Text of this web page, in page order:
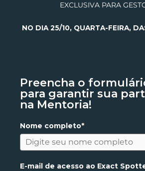
EXCLUSIVA PARA
NO DIA 25/10, QUARTA-FEIRA,
Preencha o
para garantir sua
na Mentoria!
Nome completo*
E-mail de acesso ao Exact